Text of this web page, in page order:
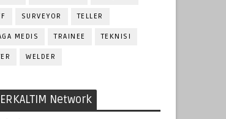
SURVEYOR TELLER
MEDIS TRAINEE TEKNISI
WELDER
Network